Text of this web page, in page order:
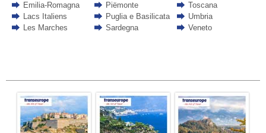
Emilia-Romagna
Lacs Italiens
Les Marches
Piëmonte
Puglia e Basilicata
Sardegna
Toscana
Umbria
Veneto